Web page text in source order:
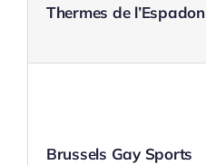
Thermes de l’Espadon
Brussels Gay Sports